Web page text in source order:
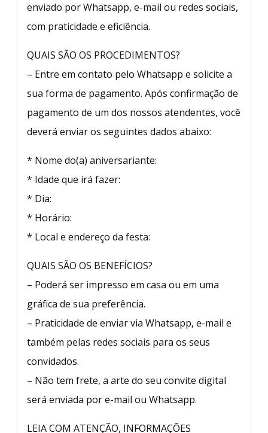
enviado por Whatsapp, e-mail ou redes sociais,
com praticidade e eficiência.
QUAIS SÃO OS PROCEDIMENTOS?
– Entre em contato pelo Whatsapp e solicite a
sua forma de pagamento. Após confirmação de
pagamento de um dos nossos atendentes, você
deverá enviar os seguintes dados abaixo:
* Nome do(a) aniversariante:
* Idade que irá fazer:
* Dia:
* Horário:
* Local e endereço da festa:
QUAIS SÃO OS BENEFÍCIOS?
– Poderá ser impresso em casa ou em uma
gráfica de sua preferência.
– Praticidade de enviar via Whatsapp, e-mail e
também pelas redes sociais para os seus
convidados.
– Não tem frete, a arte do seu convite digital
será enviada por e-mail ou Whatsapp.
LEIA COM ATENÇÃO, INFORMAÇÕES